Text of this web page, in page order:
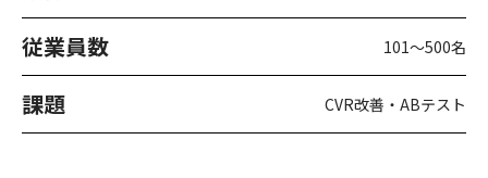
従業員数 101〜500名
課題 CVR改善・ABテスト